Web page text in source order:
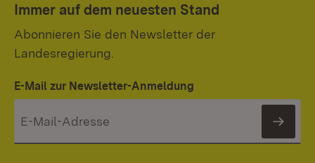
Immer auf dem neuesten Stand
Abonnieren Sie den Newsletter der
Landesregierung.
E-Mail zur Newsletter-Anmeldung